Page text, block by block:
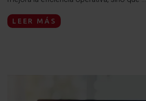
LEER MÁS